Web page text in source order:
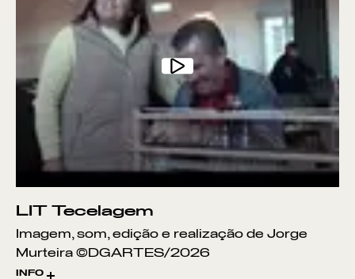
ARAME
BUNHO
BARRO
LÃ
PALMA
VIME
SOENGA
LIT Tecelagem
Imagem, som, edição e realização de Jorge
Murteira ©DGARTES/2026
INFO